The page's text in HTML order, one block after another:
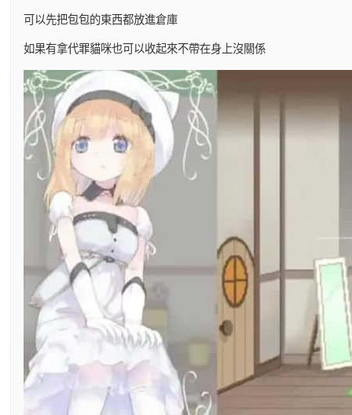
可以先把包包的東西都放進倉庫
如果有拿代罪貓咪也可以收起來不帶在身上沒關係